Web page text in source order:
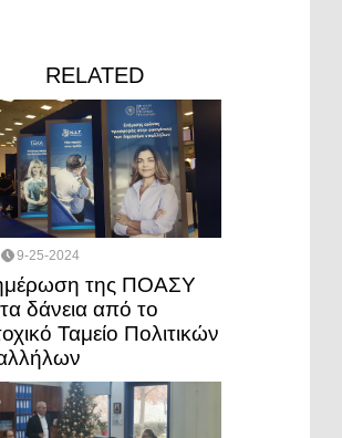
RELATED
9-25-2024
της ΠΟΑΣΥ
δάνεια από το
Ταμείο Πολιτικών